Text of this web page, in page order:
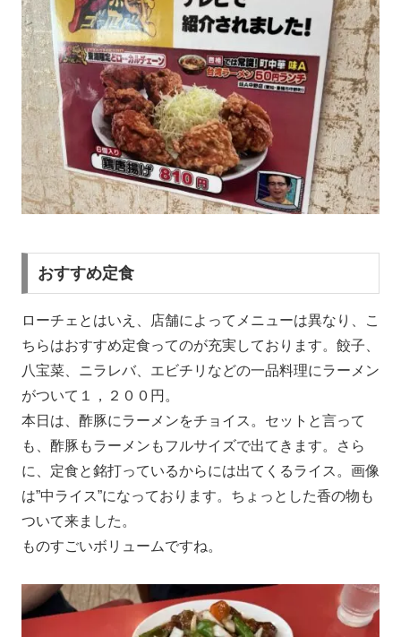
おすすめ定食
ローチェとはいえ、店舗によってメニューは異なり、こ
ちらはおすすめ定食ってのが充実しております。餃子、
八宝菜、ニラレバ、エビチリなどの一品料理にラーメン
がついて１，２００円。
本日は、酢豚にラーメンをチョイス。セットと言って
も、酢豚もラーメンもフルサイズで出てきます。さら
に、定食と銘打っているからには出てくるライス。画像
は”中ライス”になっております。ちょっとした香の物も
ついて来ました。
ものすごいボリュームですね。